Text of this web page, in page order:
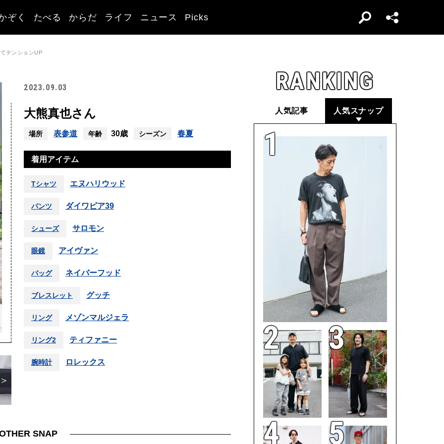
ぞく たべる からだ ライフ ニュース Picks
テンションUP
2023.09.03
大熊真也さん
場所 表参道 年齢 30歳 シーズン 春夏
着用アイテム
Tシャツ エヌハリウッド
パンツ ダイワピア39
シューズ サロモン
眼鏡 アイヴァン
バッグ ネイバーフッド
ブレスレット グッチ
リング メゾンマルジェラ
リング2 ティファニー
腕時計 ロレックス
SNAP
RANKING
人気記事 人気スナップ